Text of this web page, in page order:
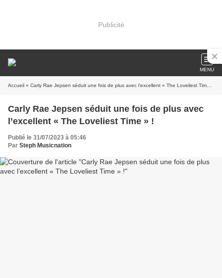
Publicité
MENU
Accueil » Carly Rae Jepsen séduit une fois de plus avec l’excellent « The Loveliest Time » !
Carly Rae Jepsen séduit une fois de plus avec
l’excellent « The Loveliest Time » !
Publié le 31/07/2023 à 05:46
Par Steph Musicnation